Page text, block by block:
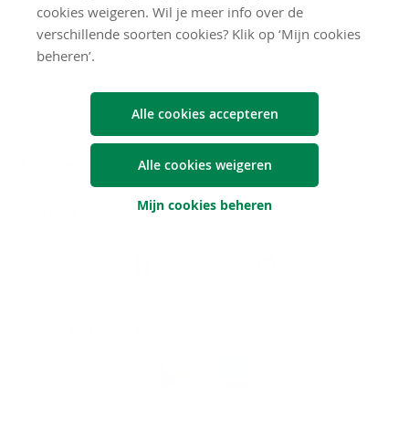
cookies weigeren. Wil je meer info over de
verschillende soorten cookies? Klik op ‘Mijn cookies
beheren’.
Alle cookies accepteren
Alle cookies weigeren
Mijn cookies beheren
van dienst te zijn. Meer informatie vind je in
hetprivacybeleid van Argenta.